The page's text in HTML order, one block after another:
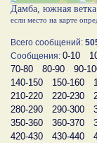
Дамба, южная
если место на карте
Всего сообщений:
Сообщения: 0-10
70-80
80-90 90-
140-150
150-160
210-220
220-230
280-290
290-300
350-360
360-370
420-430
430-440